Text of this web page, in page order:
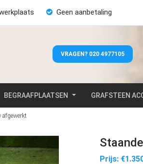
Geen aanbetaling
VRAGEN? 020 4977105
BEGRAAFPLAATSEN GRAFSTEEN
afgewerkt
Prijs: